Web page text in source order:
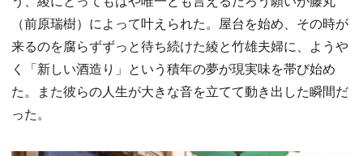
（前原瑞樹）によって叶えられた。屋台を始め、その時が
来るのを腐らずずっと待ち続けた綾と竹雄夫婦に、ようや
く「新しい酒造り」という積年の夢が現実味を帯び始め
た。また彼らの人生が大きな音を立てて動き出した瞬間だ
った。